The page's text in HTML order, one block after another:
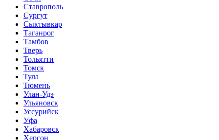
Ставрополь
Сургут
Сыктывкар
Таганрог
Тамбов
Тверь
Тольятти
Томск
Тула
Тюмень
Улан-Удэ
Ульяновск
Уссурийск
Уфа
Хабаровск
Херсон